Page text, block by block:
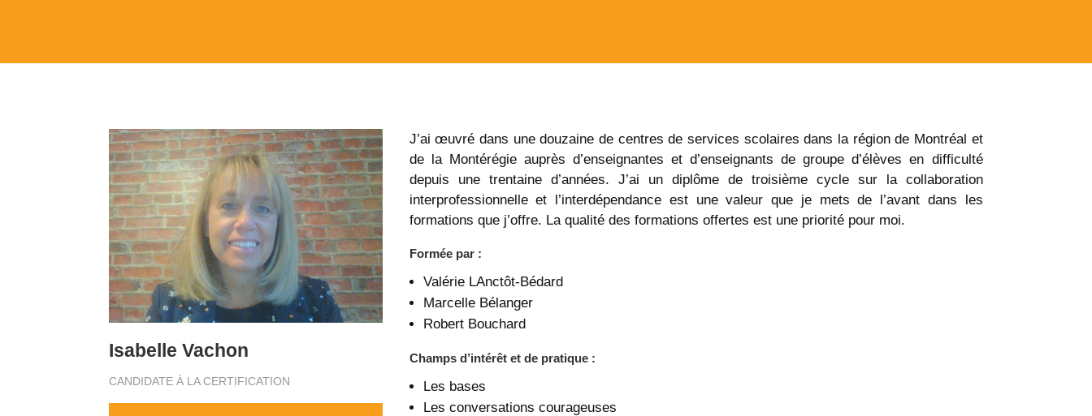
Isabelle Vachon
CANDIDATE À LA CERTIFICATION
J’ai œuvré dans une douzaine de centres de services scolaires dans la région de Montréal et
de la Montérégie auprès d’enseignantes et d’enseignants de groupe d’élèves en difficulté
depuis une trentaine d’années. J’ai un diplôme de troisième cycle sur la collaboration
interprofessionnelle et l’interdépendance est une valeur que je mets de l’avant dans les
formations que j’offre. La qualité des formations offertes est une priorité pour moi.
Formée par :
Valérie LAnctôt-Bédard
Marcelle Bélanger
Robert Bouchard
Champs d’intérêt et de pratique :
Les bases
Les conversations courageuses